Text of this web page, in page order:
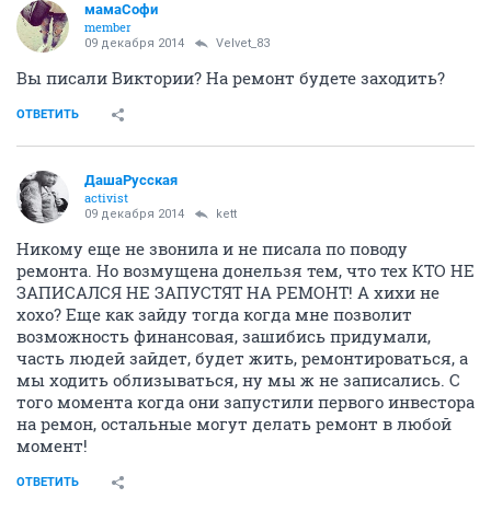
мамаСофи
member
09 декабря 2014 Velvet_83
Вы писали Виктории? На ремонт будете заходить?
ОТВЕТИТЬ
ДашаРусская
activist
09 декабря 2014 kett
Никому еще не звонила и не писала по поводу
ремонта. Но возмущена донельзя тем, что тех КТО НЕ
ЗАПИСАЛСЯ НЕ ЗАПУСТЯТ НА РЕМОНТ! А хихи не
хохо? Еще как зайду тогда когда мне позволит
возможность финансовая, зашибись придумали,
часть людей зайдет, будет жить, ремонтироваться, а
мы ходить облизываться, ну мы ж не записались. С
того момента когда они запустили первого инвестора
на ремон, остальные могут делать ремонт в любой
момент!
ОТВЕТИТЬ